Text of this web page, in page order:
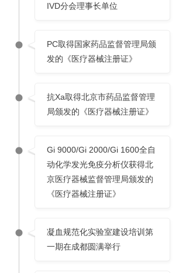
IVD分会理事长单位
PC取得国家药品监督管理局颁
发的《医疗器械注册证》
抗Xa取得北京市药品监督管理
局颁发的《医疗器械注册证》
Gi 9000/Gi 2000/Gi 1600全自
动化学发光免疫分析仪获得北
京医疗器械监督管理局颁发的
《医疗器械注册证》
凝血规范化实验室建设培训第
一期在成都圆满举行